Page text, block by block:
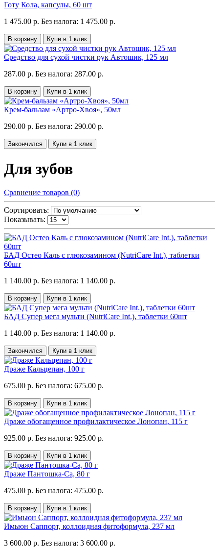
Готу Кола, капсулы, 60 шт
1 475.00 р. Без налога: 1 475.00 р.
В корзину Купи в 1 клик
Средство для сухой чистки рук Автошик, 125 мл
287.00 р. Без налога: 287.00 р.
В корзину Купи в 1 клик
Крем-бальзам «Артро-Хвоя», 50мл
290.00 р. Без налога: 290.00 р.
Закончился Купи в 1 клик
Для зубов
Сравнение товаров (0)
Сортировать:
Показывать:
БАД Остео Каль с глюкозамином (NutriCare Int.), таблетки
60шт
1 140.00 р. Без налога: 1 140.00 р.
В корзину Купи в 1 клик
БАД Супер мега мульти (NutriCare Int.), таблетки 60шт
1 140.00 р. Без налога: 1 140.00 р.
Закончился Купи в 1 клик
Драже Кальцепан, 100 г
675.00 р. Без налога: 675.00 р.
В корзину Купи в 1 клик
Драже обогащенное профилактическое Лонопан, 115 г
925.00 р. Без налога: 925.00 р.
В корзину Купи в 1 клик
Драже Пантошка-Ca, 80 г
475.00 р. Без налога: 475.00 р.
В корзину Купи в 1 клик
Имьюн Саппорт, коллоидная фитоформула, 237 мл
3 600.00 р. Без налога: 3 600.00 р.